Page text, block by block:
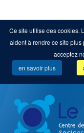
Ce site utilise des cookies.
aident à rendre ce site plus
acceptez
en savoir plus